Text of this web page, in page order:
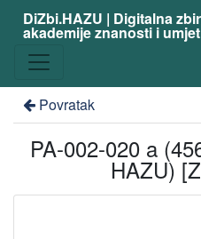
DiZbi.HAZU | Digitalna
akademije znanosti i
Povratak
PA-002-020 a
HAZU)